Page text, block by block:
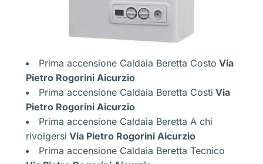
Prima accensione Caldaia Beretta Costo Via
Pietro Rogorini Aicurzio
Prima accensione Caldaia Beretta Costi Via
Pietro Rogorini Aicurzio
Prima accensione Caldaia Beretta A chi
rivolgersi Via Pietro Rogorini Aicurzio
Prima accensione Caldaia Beretta Tecnico